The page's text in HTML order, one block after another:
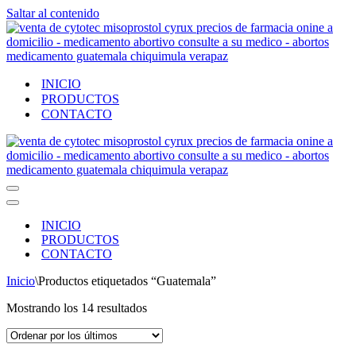
Saltar al contenido
INICIO
PRODUCTOS
CONTACTO
Menú
de
Menú
navegación
INICIO
PRODUCTOS
CONTACTO
Inicio\Productos etiquetados “Guatemala”
Mostrando los 14 resultadosOrdenado
los